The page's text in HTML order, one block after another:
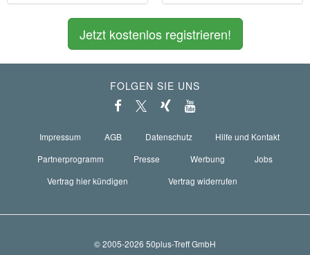
Jetzt kostenlos registrieren!
FOLGEN SIE UNS
Impressum AGB Datenschutz
Hilfe und Kontakt
Partnerprogramm
Presse Werbung
Jobs
Vertrag hier kündigen
Vertrag widerrufen
© 2005-2026 50plus-Treff GmbH